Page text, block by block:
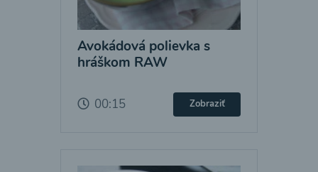
Avokádová polievka s
hráškom RAW
00:15 Zobraziť